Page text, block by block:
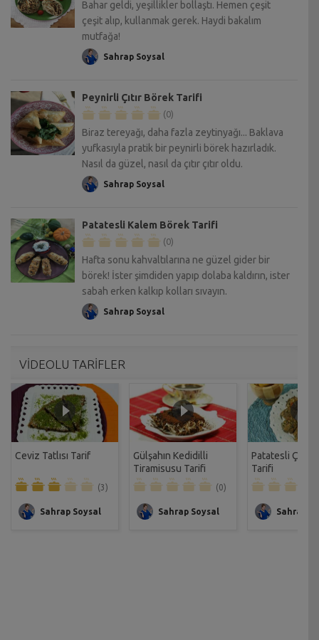
Bahar geldi, yeşillikler bollaştı. Hemen çeşit
çeşit alıp, kullanmak gerek. Haydi bakalım
mutfağa!
Sahrap Soysal
Peynirli Çıtır Börek Tarifi
(0)
Biraz tereyağı, daha fazla zeytinyağı... Baklava
yufkasıyla pratik bir peynirli börek hazırladık.
Nasıl da güzel, nasıl da çıtır çıtır oldu.
Sahrap Soysal
Patatesli Kalem Börek Tarifi
(0)
Hafta sonu kahvaltılarına ne güzel gider bir
börek! İster şimdiden yapıp dolaba kaldırın, ister
sabah erken kalkıp kolları sıvayın.
Sahrap Soysal
VİDEOLU TARİFLER
Ceviz Tatlısı Tarif
(3)
Sahrap Soysal
Gülşahın Kedidilli
Tiramisusu Tarifi
(0)
Sahrap Soysal
Patatesli Çıtır
Tarifi
Sahrap